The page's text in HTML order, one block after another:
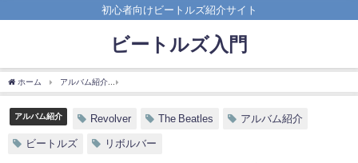
初心者向けビートルズ紹介サイト
ビートルズ入門
ホーム アルバム紹介
アルバム紹介 Revolver The Beatles アルバム紹介
ビートルズ リボルバー